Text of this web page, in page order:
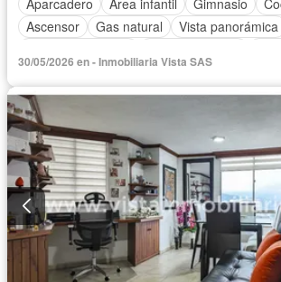
Aparcadero
Área infantil Gimnasio
Ascensor
Gas natural
Vista panorámica
30/05/2026 en - Inmobiliaria Vista SAS